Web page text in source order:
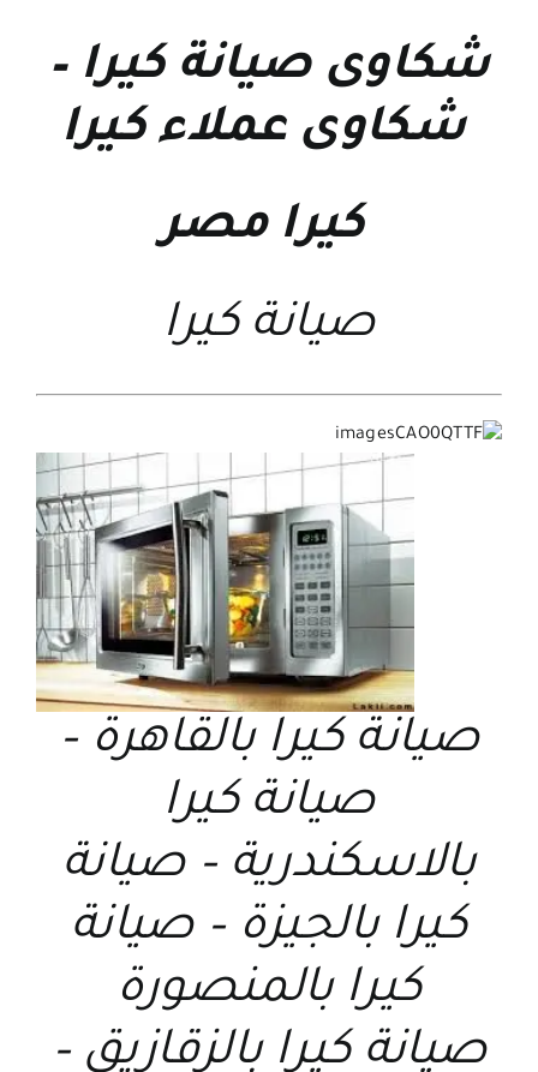
شكاوى صيانة كيرا –
شكاوى عملاء كيرا
كيرا مصر
صيانة كيرا
صيانة كيرا بالقاهرة –
صيانة كيرا
بالاسكندرية – صيانة
كيرا بالجيزة – صيانة
كيرا بالمنصورة
صيانة كيرا بالزقازيق –